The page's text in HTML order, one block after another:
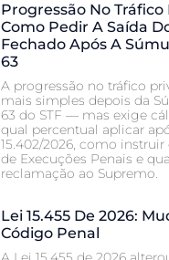
Progressão No
Como Pedir A Saída
Fechado Após A
63
A progressão no tráfico
mais simples depois da
63 do STF — mas exige
qual percentual aplicar
15.402/2026, como instruir
de Execuções Penais e
reclamação ao Supremo.
Lei 15.455 De 2026:
Código Penal